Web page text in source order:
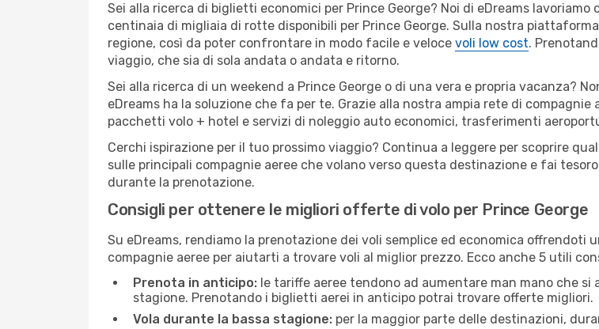
Sei alla ricerca di biglietti economici per Prince George? Noi di eDreams
centinaia di migliaia di rotte disponibili per Prince George. Sulla nostra
regione, così da poter confrontare in modo facile e veloce voli low cost.
viaggio, che sia di sola andata o andata e ritorno.
Sei alla ricerca di un weekend a Prince George o di una vera e propria vacanza?
eDreams ha la soluzione che fa per te. Grazie alla nostra ampia rete di
pacchetti volo + hotel e servizi di noleggio auto economici, trasferimenti
Cerchi ispirazione per il tuo prossimo viaggio? Continua a leggere per scoprire
sulle principali compagnie aeree che volano verso questa destinazione e fai
durante la prenotazione.
Consigli per ottenere le migliori offerte di volo per Prince George
Su eDreams, rendiamo la prenotazione dei voli semplice ed economica offrendoti
compagnie aeree per aiutarti a trovare voli al miglior prezzo. Ecco anche 5 utili
Prenota in anticipo: le tariffe aeree tendono ad aumentare man mano che
stagione. Prenotando i biglietti aerei in anticipo potrai trovare offerte migliori.
Vola durante la bassa stagione: per la maggior parte delle destinazioni,